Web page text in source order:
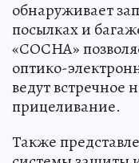
обнаруживает
посылках и
«СОСНА»
оптико-
ведут встречное
прицеливание.
Также